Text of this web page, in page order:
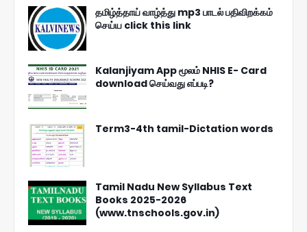
தமிழ்த்தாய் வாழ்த்து mp3 பாடல் பதிவிறக்கம்
செய்ய click this link
Kalanjiyam App மூலம் NHIS E- Card
download செய்வது எப்படி?
Term3-4th tamil-Dictation words
Tamil Nadu New Syllabus Text
Books 2025-2026
(www.tnschools.gov.in)